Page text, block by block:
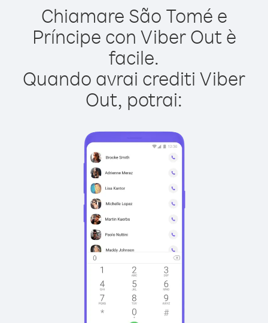
Chiamare São Tomé e
Príncipe con Viber Out è
facile.
Quando avrai crediti Viber
Out, potrai: